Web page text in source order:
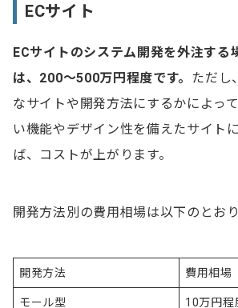
ECサイト
ECサイトのシステム開発を外注する
は、200～500万円程度です。 ただし
なサイトや開発方法にするかによっ
い機能やデザイン性を備えたサイト
ば、コストが上がります。
開発方法別の費用相場は以下のとおり
開発方法 費用相場
モール型 10万円程